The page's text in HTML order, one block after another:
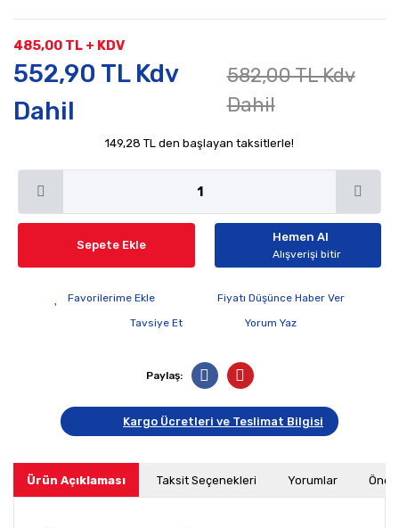
485,00 TL + KDV
552,90 TL Kdv
Dahil
582,00 TL Kdv
Dahil
149,28 TL den başlayan taksitlerle!
Sepete Ekle
Hemen Al
Alışverişi bitir
Fiyatı Düşünce Haber Ver
Tavsiye Et
Yorum Yaz
Paylaş:
Kargo Ücretleri ve Teslimat Bilgisi
Ürün Açıklaması Taksit Seçenekleri Yorumlar